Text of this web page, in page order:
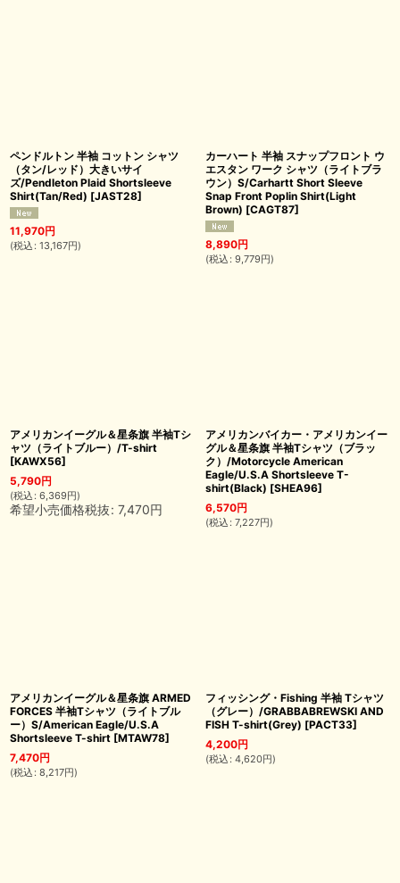
ペンドルトン 半袖 コットン シャツ
（タン/レッド）大きいサイ
ズ/Pendleton Plaid Shortsleeve
Shirt(Tan/Red) [JAST28]
11,970円
(税込 : 13,167円)
カーハート 半袖 スナップフロント ウ
エスタン ワーク シャツ（ライトブラ
ウン）S/Carhartt Short Sleeve
Snap Front Poplin Shirt(Light
Brown) [CAGT87]
8,890円
(税込 : 9,779円)
アメリカンイーグル＆星条旗 半袖Tシ
ャツ（ライトブルー）/T-shirt
[KAWX56]
5,790円
(税込 : 6,369円)
希望小売価格税抜: 7,470円
アメリカンバイカー・アメリカンイー
グル＆星条旗 半袖Tシャツ（ブラッ
ク）/Motorcycle American
Eagle/U.S.A Shortsleeve T-
shirt(Black) [SHEA96]
6,570円
(税込 : 7,227円)
アメリカンイーグル＆星条旗 ARMED
FORCES 半袖Tシャツ（ライトブル
ー）S/American Eagle/U.S.A
Shortsleeve T-shirt [MTAW78]
7,470円
(税込 : 8,217円)
フィッシング・Fishing 半袖 Tシャツ
（グレー）/GRABBABREWSKI AND
FISH T-shirt(Grey) [PACT33]
4,200円
(税込 : 4,620円)